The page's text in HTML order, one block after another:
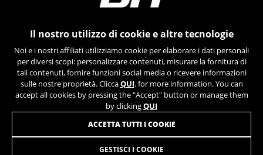
Il nostro utilizzo di cookie e altre tecnologie
Noi e i nostri affiliati utilizziamo cookie per elaborare i dati personali
per diversi scopi: personalizzare contenuti, misurare la fornitura di
tali contenuti, fornire funzioni social media o ricevere informazioni
sulle nostre proprietà. CliccaQUI. for more information. You can
accept all cookies by pressing the "Accept" button or manage them
by clickingQUI
GESTISCI I COOKIE
ACCETTA TUTTI I COOKIE